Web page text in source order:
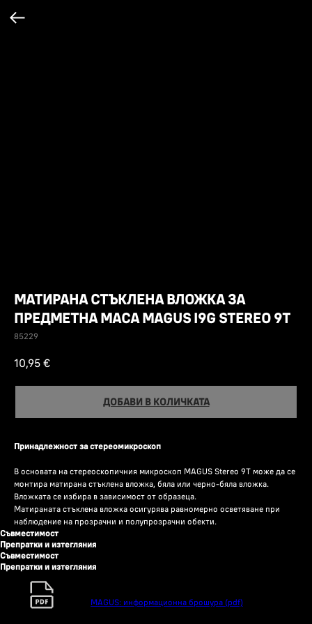
МАТИРАНА СТЪКЛЕНА ВЛОЖКА ЗА
ПРЕДМЕТНА МАСА MAGUS I9G STEREO 9T
85229
10,95 €
ДОБАВИ В КОЛИЧКАТА
Принадлежност за стереомикроскоп
В основата на стереоскопичния микроскоп MAGUS Stereo 9T може да се
монтира матирана стъклена вложка, бяла или черно-бяла вложка.
Вложката се избира в зависимост от образеца.
Матираната стъклена вложка осигурява равномерно осветяване при
наблюдение на прозрачни и полупрозрачни обекти.
Съвместимост
Препратки и изтегляния
Съвместимост
Препратки и изтегляния
MAGUS: информационна брошура (pdf)